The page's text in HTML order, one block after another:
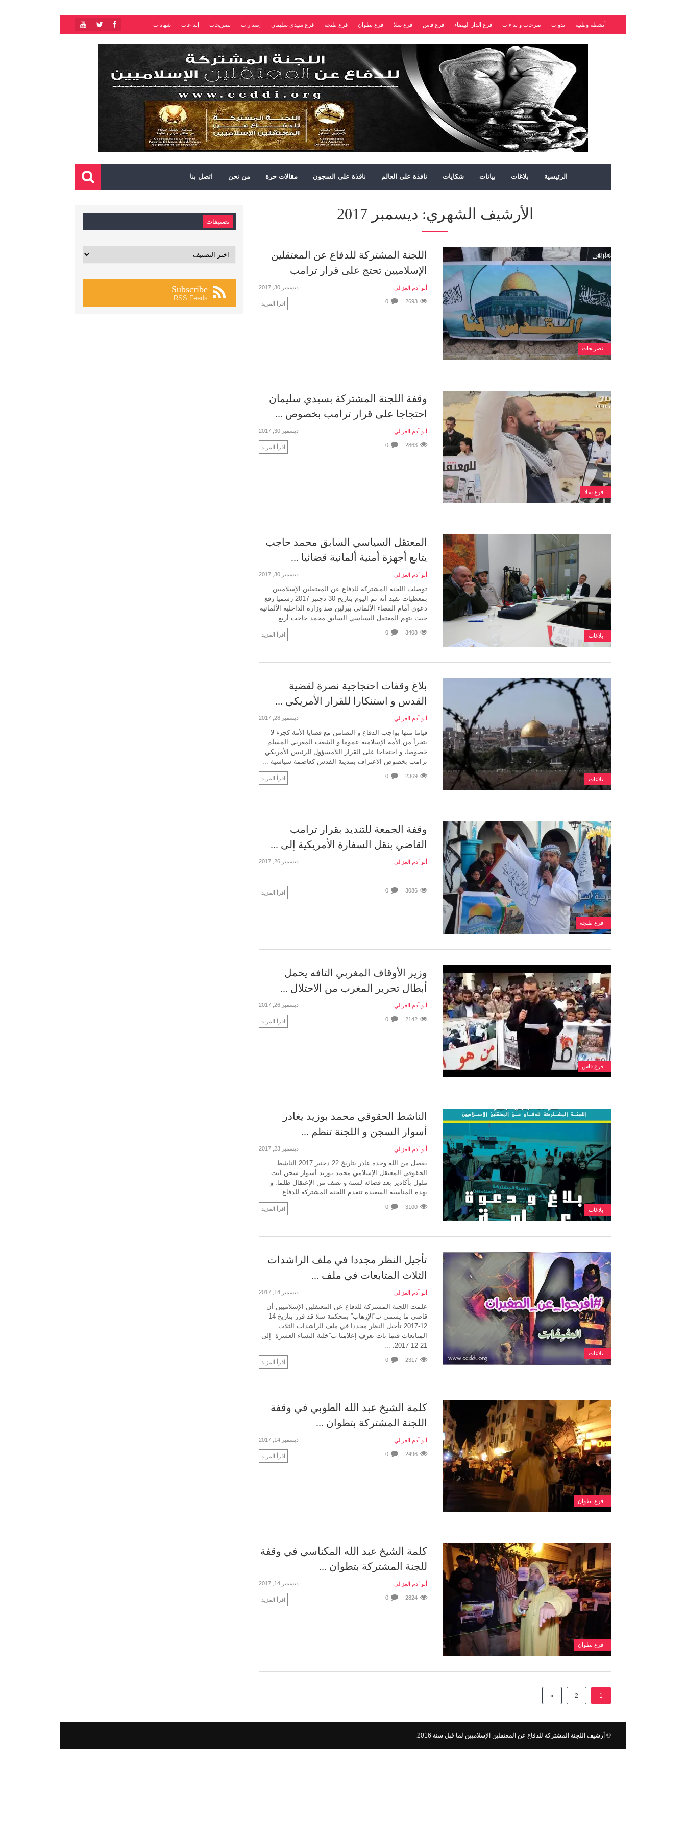
أنشطة وطنية ندوات صرخات و نداءات فرع الدار البيضاء فرع فاس فرع سلا فرع تطوان فرع طنجة فرع سيدي سليمان إصدارات تصريحات إبداعات شهادات
الرئيسية بلاغات بيانات شكايات نافذة على العالم نافذة على السجون مقالات حرة من نحن اتصل بنا
الأرشيف الشهري: ديسمبر 2017
تصريحات
اللجنة المشتركة للدفاع عن المعتقلين
الإسلاميين تحتج على قرار ترامب
أبو آدم الغزالي ديسمبر 30, 2017
0 اقرأ المزيد
فرع سلا
وقفة اللجنة المشتركة بسيدي سليمان
احتجاجا على قرار ترامب بخصوص ...
أبو آدم الغزالي ديسمبر 30, 2017
0 اقرأ المزيد
بلاغات
المعتقل السياسي السابق محمد حاجب
يتابع أجهزة أمنية ألمانية قضائيا ...
أبو آدم الغزالي ديسمبر 30, 2017
توصلت اللجنة المشتركة للدفاع عن المعتقلين الإسلاميين
بمعطيات تفيد أنه تم اليوم بتاريخ 30 دجنبر 2017 رسميا رفع
دعوى أمام القضاء الألماني ببرلين ضد وزارة الداخلية الألمانية
حيث يتهم المعتقل السياسي السابق محمد حاجب أربع ...
0 اقرأ المزيد
بلاغات
بلاغ وقفات احتجاجية نصرة لقضية
القدس و استنكارا للقرار الأمريكي ...
أبو آدم الغزالي ديسمبر 28, 2017
قياما منها بواجب الدفاع و التضامن مع قضايا الأمة كجزء لا
يتجزأ من الأمة الإسلامية عموما و الشعب المغربي المسلم
خصوصا، و احتجاجا على القرار اللامسؤول للرئيس الأمريكي
ترامب بخصوص الاعتراف بمدينة القدس كعاصمة سياسية ...
0 اقرأ المزيد
فرع طنجة
وقفة الجمعة للتنديد بقرار ترامب
القاضي بنقل السفارة الأمريكية إلى ...
أبو آدم الغزالي ديسمبر 26, 2017
0 اقرأ المزيد
فرع فاس
وزير الأوقاف المغربي التافه يحمل
أبطال تحرير المغرب من الاحتلال ...
أبو آدم الغزالي ديسمبر 26, 2017
0 اقرأ المزيد
بلاغات
الناشط الحقوقي محمد بوزيد يغادر
أسوار السجن و اللجنة تنظم ...
أبو آدم الغزالي ديسمبر 23, 2017
بفضل من الله وحده غادر بتاريخ 22 دجنبر 2017 الناشط
الحقوقي المعتقل الإسلامي محمد بوزيد أسوار سجن آيت
ملول بأكادير بعد قضائه لسنة و نصف من الإعتقال ظلما. و
بهذه المناسبة السعيدة تتقدم اللجنة المشتركة للدفاع ...
0 اقرأ المزيد
بلاغات
تأجيل النظر مجددا في ملف الراشدات
الثلاث المتابعات في ملف ...
أبو آدم الغزالي ديسمبر 14, 2017
علمت اللجنة المشتركة للدفاع عن المعتقلين الإسلاميين أن
قاضي ما يسمى ب”الإرهاب” بمحكمة سلا قد قرر بتاريخ 14-
12-2017 تأجيل النظر مجددا في ملف الراشدات الثلاث
المتابعات فيما بات يعرف إعلاميا ب”خلية النساء العشرة” إلى
21-12-2017. ...
0 اقرأ المزيد
فرع تطوان
كلمة الشيخ عبد الله الطوبي في وقفة
اللجنة المشتركة بتطوان ...
أبو آدم الغزالي ديسمبر 14, 2017
0 اقرأ المزيد
فرع تطوان
كلمة الشيخ عبد الله المكناسي في وقفة
للجنة المشتركة بتطوان ...
أبو آدم الغزالي ديسمبر 14, 2017
0 اقرأ المزيد
1
2
»
تصنيفات
تصنيفات
Subscribe
RSS Feeds
© أرشيف اللجنة المشتركة للدفاع عن المعتقلين الإسلاميين لما قبل سنة 2016 .